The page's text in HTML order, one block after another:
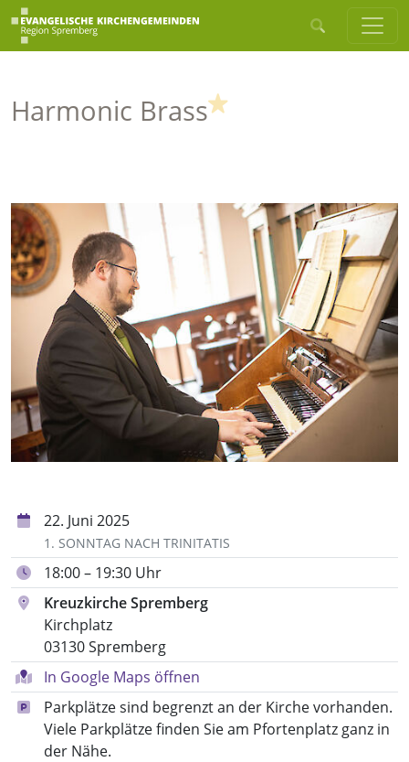
Harmonic Brass
22. Juni 2025
1. SONNTAG NACH TRINITATIS
18:00 – 19:30 Uhr
Kreuzkirche Spremberg
Kirchplatz
03130 Spremberg
In Google Maps öffnen
Parkplätze sind begrenzt an der Kirche vorhanden.
Viele Parkplätze finden Sie am Pfortenplatz ganz in
der Nähe.